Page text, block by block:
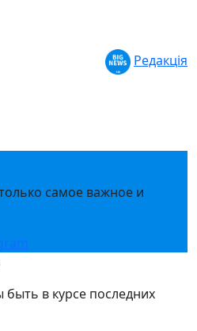
Редакція
самое важное и
в курсе последних